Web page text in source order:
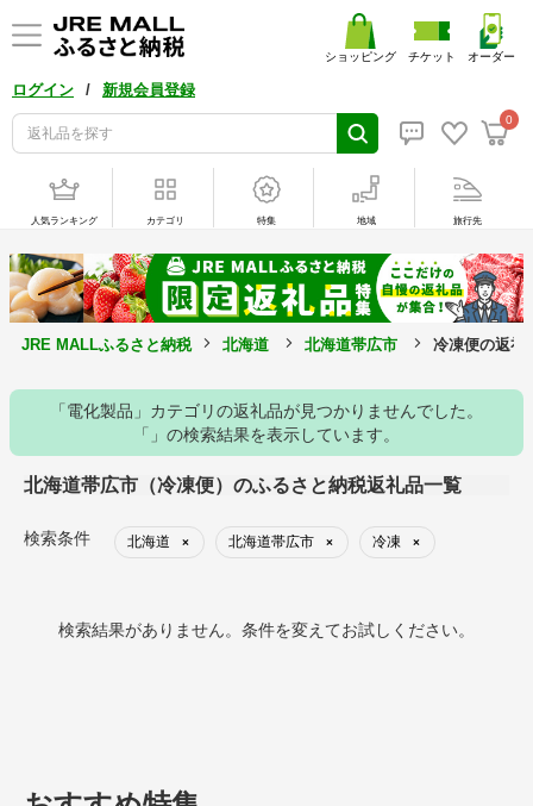
ログイン / 新規会員登録
0
ショッピング チケット オーダー
人気ランキング カテゴリ 特集 地域 旅行先
JRE MALLふるさと納税 北海道 北海道帯広市 冷凍便の返礼
「電化製品」カテゴリの返礼品が見つかりませんでした。
「」の検索結果を表示しています。
北海道帯広市（冷凍便）のふるさと納税返礼品一覧
検索条件 北海道 × 北海道帯広市 × 冷凍 ×
検索結果がありません。条件を変えてお試しください。